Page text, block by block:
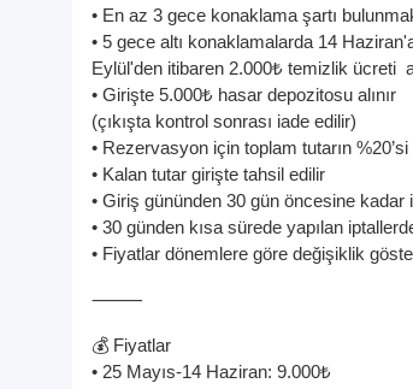
• En az 3 gece konaklama şartı
• 5 gece altı konaklamalarda 14
Eylül'den itibaren 2.000₺ temizlik ücreti
• Girişte 5.000₺ hasar depozitosu alınır
(çıkışta kontrol sonrası iade edilir)
• Rezervasyon için toplam tutarın
• Kalan tutar girişte tahsil edilir
• Giriş gününden 30 gün öncesine kadar
• 30 günden kısa sürede yapılan
• Fiyatlar dönemlere göre değişiklik
⸻
💰 Fiyatlar
• 25 Mayıs-14 Haziran: 9.000₺